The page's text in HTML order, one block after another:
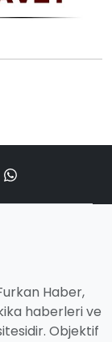
Haber,
haberleri ve
Objektif